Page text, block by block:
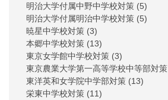
明治大学付属中野中学校対策 (5)
明治大学付属明治中学校対策 (5)
暁星中学校対策 (3)
本郷中学校対策 (13)
東京女学館中学校対策 (3)
東京農業大学第一高等学校中等部対策
東洋英和女学院中学部対策 (13)
栄東中学校対策 (11)